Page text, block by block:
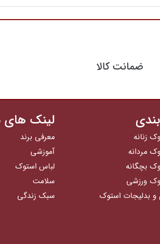
ضمانت کالا
زنانه
مردانه
بچگانه
ورزشی
بدلیجات استوک
لینک های
معرفی برند
آموزشی
لباس استوک
سلامت
سبک زندگی